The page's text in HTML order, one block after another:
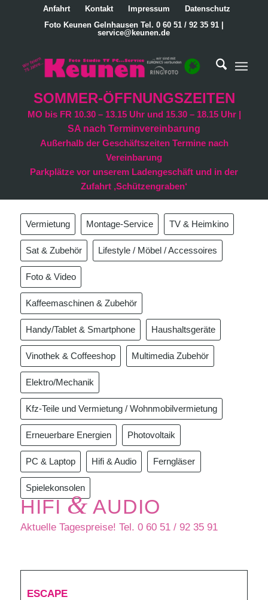
Anfahrt Kontakt Impressum
Datenschutz
Foto Keunen Gelnhausen Tel. 0 60 51 / 92 35 91 |
service@keunen.de
SOMMER-ÖFFNUNGSZEITEN
MO bis FR 10.30 – 13.15 Uhr und 15.30 – 18.15 Uhr |
SA nach Terminvereinbarung
Außerhalb der Geschäftszeiten Termine nach
Vereinbarung
Parkplätze vor unserem Ladengeschäft und in der
Zufahrt ‚Schützengraben‘
Vermietung Montage-Service TV & Heimkino
Sat & Zubehör Lifestyle / Möbel / Accessoires
Foto & Video
Kaffeemaschinen & Zubehör
Handy/Tablet & Smartphone Haushaltsgeräte
Vinothek & Coffeeshop Multimedia Zubehör
Elektro/Mechanik
Kfz-Teile und Vermietung / Wohnmobilvermietung
Erneuerbare Energien Photovoltaik
PC & Laptop Hifi & Audio Ferngläser
Spielekonsolen
HIFI&AUDIO
Aktuelle Tagespreise! Tel. 0 60 51 / 92 35 91
ESCAPE